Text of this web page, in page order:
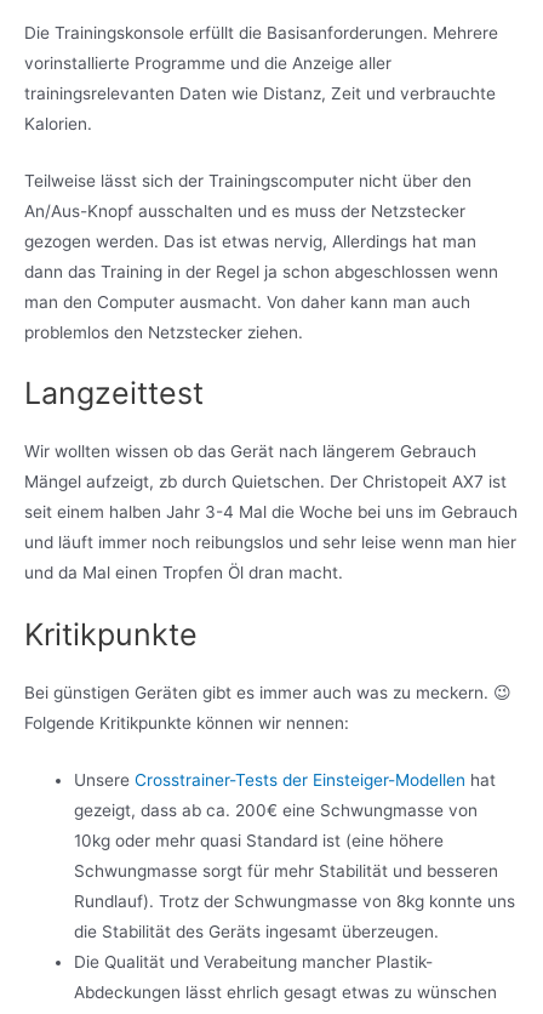
Die Trainingskonsole erfüllt die Basisanforderungen. Mehrere
vorinstallierte Programme und die Anzeige aller
trainingsrelevanten Daten wie Distanz, Zeit und verbrauchte
Kalorien.
Teilweise lässt sich der Trainingscomputer nicht über den
An/Aus-Knopf ausschalten und es muss der Netzstecker
gezogen werden. Das ist etwas nervig, Allerdings hat man
dann das Training in der Regel ja schon abgeschlossen wenn
man den Computer ausmacht. Von daher kann man auch
problemlos den Netzstecker ziehen.
Langzeittest
Wir wollten wissen ob das Gerät nach längerem Gebrauch
Mängel aufzeigt, zb durch Quietschen. Der Christopeit AX7 ist
seit einem halben Jahr 3-4 Mal die Woche bei uns im Gebrauch
und läuft immer noch reibungslos und sehr leise wenn man hier
und da Mal einen Tropfen Öl dran macht.
Kritikpunkte
Bei günstigen Geräten gibt es immer auch was zu meckern. 😉
Folgende Kritikpunkte können wir nennen:
UnsereCrosstrainer-Tests der Einsteiger-Modellen hat
gezeigt, dass ab ca. 200€ eine Schwungmasse von
10kg oder mehr quasi Standard ist (eine höhere
Schwungmasse sorgt für mehr Stabilität und besseren
Rundlauf). Trotz der Schwungmasse von 8kg konnte uns
die Stabilität des Geräts ingesamt überzeugen.
Die Qualität und Verabeitung mancher Plastik-
Abdeckungen lässt ehrlich gesagt etwas zu wünschen